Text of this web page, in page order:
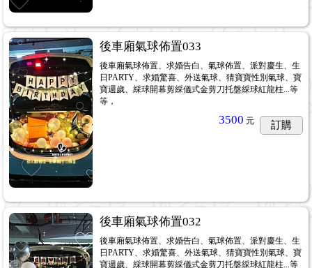
後車廂氣球佈置033
後車廂氣球佈置、求婚告白、氣球佈置、派對慶生、生
日PARTY、求婚驚喜、外送氣球、猜寶寶性別氣球、寶
寶週歲、綵球開幕剪綵儀式金剪刀托盤綵球紅龍柱...等
等，
3500 元 訂購
後車廂氣球佈置032
後車廂氣球佈置、求婚告白、氣球佈置、派對慶生、生
日PARTY、求婚驚喜、外送氣球、猜寶寶性別氣球、寶
寶週歲、綵球開幕剪綵儀式金剪刀托盤綵球紅龍柱...等